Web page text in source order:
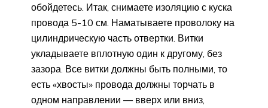
обойдетесь. Итак, снимаете изоляцию с куска
провода 5-10 см. Наматываете проволоку на
цилиндрическую часть отвертки. Витки
укладываете вплотную один к другому, без
зазора. Все витки должны быть полными, то
есть «хвосты» провода должны торчать в
одном направлении — вверх или вниз,